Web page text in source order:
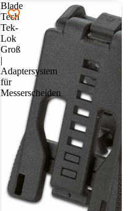
Blade
Tech
Tek-
Lok
Groß
|
Adaptersystem
für
Messerscheiden